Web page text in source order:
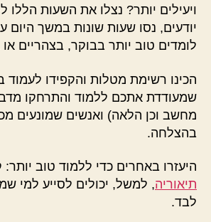
ויעילים יותר? נצלו את השעות הללו
יודעים, נסו שעות שונות במשך
לומדים טוב יותר בבוקר, בצהריים
הכינו רשימת מטלות והקפידו
שמעודדת אתכם ללמוד והתרחקו
מחשב וכן הלאה) ואנשים שמונעים
בהצלחה.
היעזרו באחרים כדי ללמוד טוב יותר:
תיאוריה, למשל, יכולים לסייע למי
לבד.